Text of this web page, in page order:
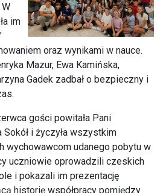
im
oraz wynikami w nauce.
Mazur, Ewa Kamińska,
Gadek zadbał o bezpieczny i
gości powitała Pani
i życzyła wszystkim
wychowawcom udanego pobytu w
uczniowie oprowadzili czeskich
i pokazali im prezentację
historię współpracy pomiędzy